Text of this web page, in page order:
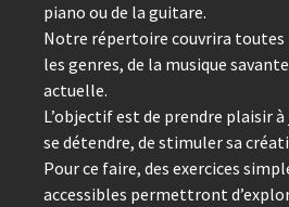
piano ou de la guitare.
Notre répertoire couvrira toutes
les genres, de la musique
actuelle.
L’objectif est de prendre plaisir
se détendre, de stimuler sa
Pour ce faire, des exercices
accessibles permettront